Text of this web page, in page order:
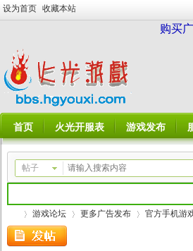
设为首页 收藏本站
购买
首页 火光开服表 游戏发布
帖子
游戏论坛 更多广告发布 官方手机游